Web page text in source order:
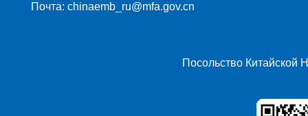
Почта: chinaemb_ru@mfa.gov.cn
Посольство Китайской